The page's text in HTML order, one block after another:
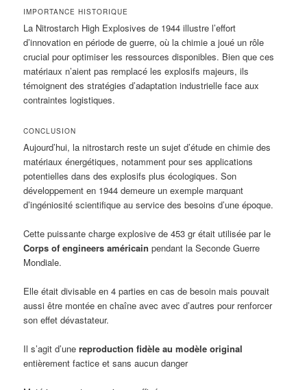
IMPORTANCE HISTORIQUE
La Nitrostarch High Explosives de 1944 illustre l’effort
d’innovation en période de guerre, où la chimie a joué un rôle
crucial pour optimiser les ressources disponibles. Bien que ces
matériaux n’aient pas remplacé les explosifs majeurs, ils
témoignent des stratégies d’adaptation industrielle face aux
contraintes logistiques.
CONCLUSION
Aujourd’hui, la nitrostarch reste un sujet d’étude en chimie des
matériaux énergétiques, notamment pour ses applications
potentielles dans des explosifs plus écologiques. Son
développement en 1944 demeure un exemple marquant
d’ingéniosité scientifique au service des besoins d’une époque.
Cette puissante charge explosive de 453 gr était utilisée par le
Corps of engineers américain pendant la Seconde Guerre
Mondiale.
Elle était divisable en 4 parties en cas de besoin mais pouvait
aussi être montée en chaîne avec avec d’autres pour renforcer
son effet dévastateur.
Il s’agit d’une reproduction fidèle au modèle original
entièrement factice et sans aucun danger